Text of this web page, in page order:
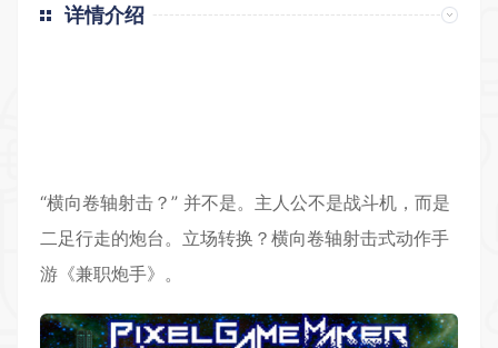
详情介绍
“横向卷轴射击？” 并不是。主人公不是战斗机，而是
二足行走的炮台。立场转换？横向卷轴射击式动作手
游《兼职炮手》。